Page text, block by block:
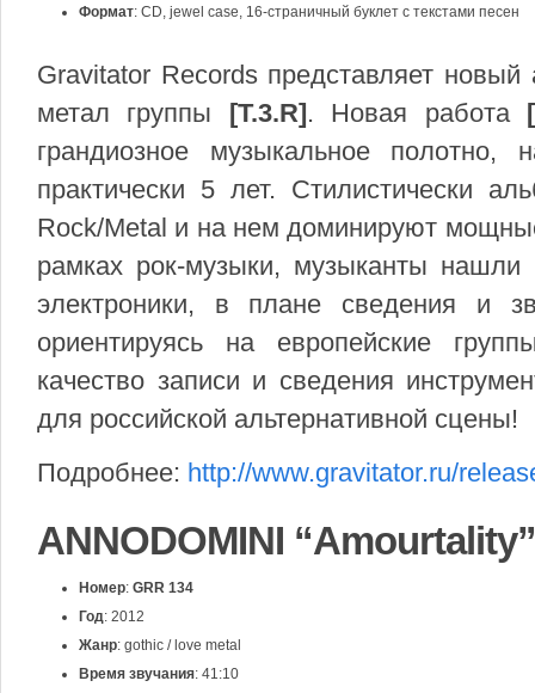
Формат: CD, jewel case, 16-страничный буклет с текстами песен
Gravitator Records представляет
метал группы [T.3.R]. Новая работа
грандиозное музыкальное полотно,
практически 5 лет. Стилистически
Rock/Metal и на нем доминируют
рамках рок-музыки, музыканты
электроники, в плане сведения и
ориентируясь на европейские
качество записи и сведения
для российской альтернативной сцены!
Подробнее: http://www.gravitator.ru/
ANNODOMINI “Amourtality”
Номер: GRR 134
Год: 2012
Жанр: gothic / love metal
Время звучания: 41:10